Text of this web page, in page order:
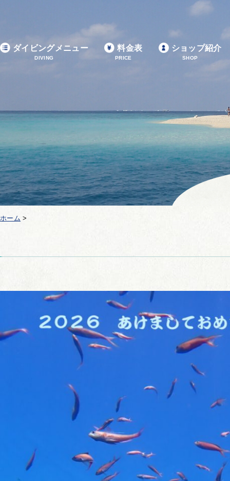
ダイビングメニュー
DIVING
料金表
PRICE
ショップ紹介
SHOP
ホーム >